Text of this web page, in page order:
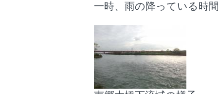
一時、雨の降っている時